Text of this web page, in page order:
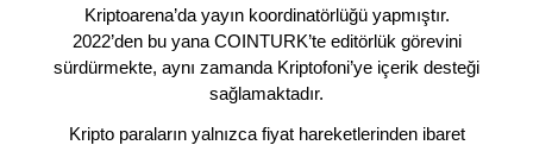
Kriptoarena’da yayın koordinatörlüğü yapmıştır.
2022’den bu yana COINTURK’te editörlük görevini
sürdürmekte, aynı zamanda Kriptofoni’ye içerik desteği
sağlamaktadır.
Kripto paraların yalnızca fiyat hareketlerinden ibaret